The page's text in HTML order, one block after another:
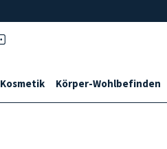
Kosmetik Körper-Wohlbefinden